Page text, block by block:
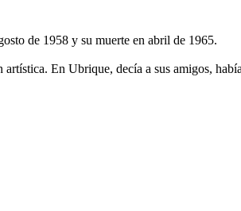
de 1958 y su muerte en abril de 1965.
En Ubrique, decía a sus amigos,